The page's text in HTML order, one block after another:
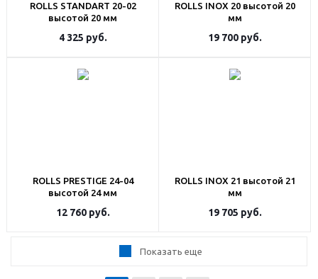
ROLLS STANDART 20-02
высотой 20 мм
4 325 руб.
ROLLS INOX 20 высотой 20
мм
19 700руб.
ROLLS PRESTIGE 24-04
высотой 24 мм
12 760руб.
ROLLS INOX 21 высотой 21
мм
19 705 руб.
Показать еще